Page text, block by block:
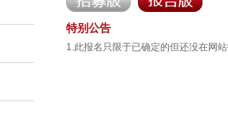
特别公告
1.此报名只限于已确定的但还没在网